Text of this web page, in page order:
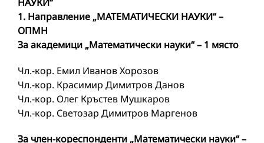
1. Направление „МАТЕМАТИЧЕСКИ НАУКИ“ –
ОПМН
За академици „Математически науки“ – 1 място
Чл.-кор. Емил Иванов Хорозов
Чл.-кор. Красимир Димитров Данов
Чл.-кор. Олег Кръстев Мушкаров
Чл.-кор. Светозар Димитров Маргенов
За член-кореспонденти „Математически науки“ –